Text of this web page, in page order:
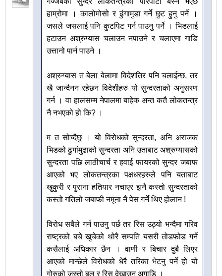
हाम्रोमा । कालोमोसो र ढुंगामुडा गर्ने छुट हुनु पर्ने ।
जसले जसलाई पनि कुटपिट गर्न पाउनु पर्ने । भिडलाई
हटाउन अश्रुग्यास चलाउन नपाउने र चलाएमा गाडि
उत्तानो पार्न पाउने ।
अश्रुग्यास त बेला बेलामा विदेशतिर पनि चलाईन्छ, तर
खै जान्दैनन रहेछन विदेशीहरु यो सुन्दरताको अनुसरण
गर्न । वा हालसम्म नेपालमा बाहेक अन्त कतै लोकतन्त्र
नै नभएको हो कि? ।
म त सोच्दैछु । यो विरोधको सुन्दरता, अनि अराजक
भिडको ढुगांमुढाको सुन्दरता अनि उताबाट अश्रुग्यासको
सुन्दरता पछि लाठीचार्च र हवाई फायरको सुन्दर जबाफ
आएको भए लोकतन्त्रका पक्षधरहरुले पनि यताबाट
खुकुरी र पुराना हतियार नचाएर झनै कस्तो सुन्दरताको
कस्तो गतिलो जबाफी नमूना नै पेस गर्ने थिए होलान !
विरोध सबैले गर्न पाउनु पर्छ तर रिस उठ्यो भन्दैमा गरिव
राष्ट्रको बचे खुचेको थोरै सम्पति यसरी तोडफोड गर्ने
कसैलाई अधिकार छैन । वाणी र बिचार दुबै लिएर
आएको मान्छेले विरोधको धेरै तरिका भेटनु पर्ने हो यो
गोरुको जस्तो बल र रिस देखाउनु अगाडि ।